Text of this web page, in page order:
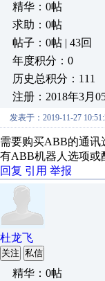
精华：0帖
求助：0帖
帖子：0帖 | 43回
年度积分：0
历史总积分：111
注册：2018年3月
发表于：2019-11-27
需要购买ABB的通讯
有ABB机器人选项或
回复 引用 举报
杜龙飞
关注 私信
精华：0帖